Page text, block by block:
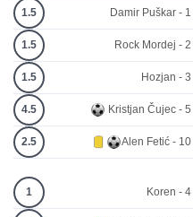
1.5 Damir Puškar - 1
1.5 Rock Mordej - 2
1.5 Hozjan - 3
4.5 Kristjan Čujec - 5
2.5 Alen Fetić - 10
1 Koren - 4